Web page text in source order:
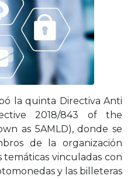
la quinta Directiva Anti
2018/843 of the
as 5AMLD), donde se
de la organización
temáticas vinculadas con
y las billeteras